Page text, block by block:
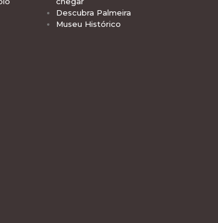
Descubra Palmeira
Museu Histórico